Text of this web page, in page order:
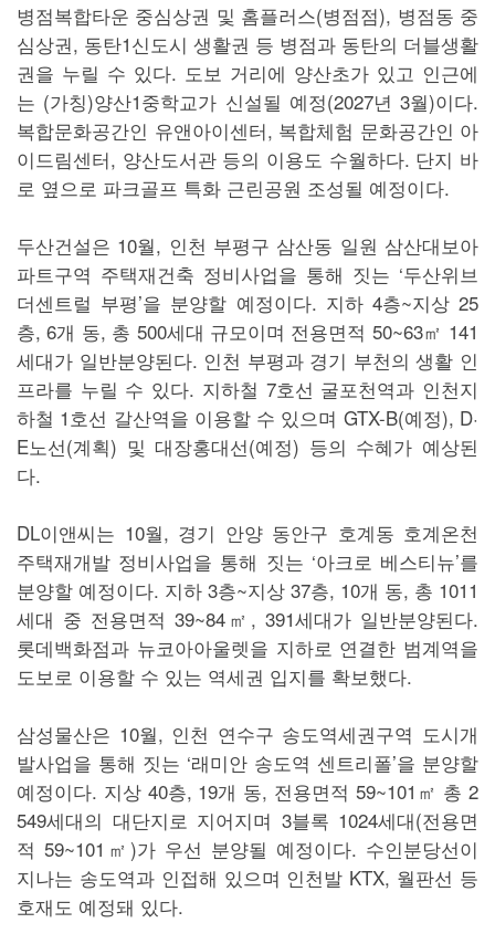
병점복합타운 중심상권 및 홈플러스(병점점), 병점동 중
심상권, 동탄1신도시 생활권 등 병점과 동탄의 더블생활
권을 누릴 수 있다. 도보 거리에 양산초가 있고 인근에
는 (가칭)양산1중학교가 신설될 예정(2027년 3월)이다.
복합문화공간인 유앤아이센터, 복합체험 문화공간인 아
이드림센터, 양산도서관 등의 이용도 수월하다. 단지 바
로 옆으로 파크골프 특화 근린공원 조성될 예정이다.
두산건설은 10월, 인천 부평구 삼산동 일원 삼산대보아
파트구역 주택재건축 정비사업을 통해 짓는 ‘두산위브
더센트럴 부평’을 분양할 예정이다. 지하 4층~지상 25
층, 6개 동, 총 500세대 규모이며 전용면적 50~63㎡ 141
세대가 일반분양된다. 인천 부평과 경기 부천의 생활 인
프라를 누릴 수 있다. 지하철 7호선 굴포천역과 인천지
하철 1호선 갈산역을 이용할 수 있으며 GTX-B(예정), D·
E노선(계획) 및 대장홍대선(예정) 등의 수혜가 예상된
다.
DL이앤씨는 10월, 경기 안양 동안구 호계동 호계온천
주택재개발 정비사업을 통해 짓는 ‘아크로 베스티뉴’를
분양할 예정이다. 지하 3층~지상 37층, 10개 동, 총 1011
세대 중 전용면적 39~84㎡, 391세대가 일반분양된다.
롯데백화점과 뉴코아아울렛을 지하로 연결한 범계역을
도보로 이용할 수 있는 역세권 입지를 확보했다.
삼성물산은 10월, 인천 연수구 송도역세권구역 도시개
발사업을 통해 짓는 ‘래미안 송도역 센트리폴’을 분양할
예정이다. 지상 40층, 19개 동, 전용면적 59~101㎡ 총 2
549세대의 대단지로 지어지며 3블록 1024세대(전용면
적 59~101㎡)가 우선 분양될 예정이다. 수인분당선이
지나는 송도역과 인접해 있으며 인천발 KTX, 월판선 등
호재도 예정돼 있다.